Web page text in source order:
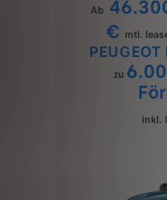
Ab
€ mtl.
zu
inkl.